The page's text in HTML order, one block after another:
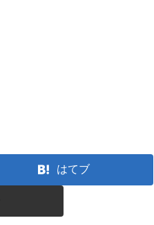
はてブ